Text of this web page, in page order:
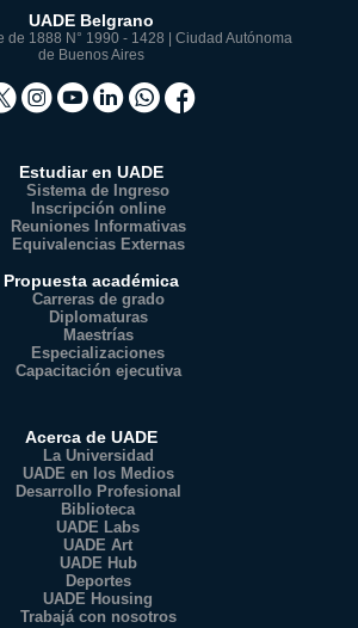
UADE Belgrano
de 1888 N° 1990 - 1428 | Ciudad Autónoma
de Buenos Aires
Estudiar en UADE
Sistema de Ingreso
Inscripción online
Reuniones Informativas
Equivalencias Externas
Propuesta académica
Carreras de grado
Diplomaturas
Maestrías
Especializaciones
Capacitación ejecutiva
Acerca de UADE
La Universidad
UADE en los Medios
Desarrollo Profesional
Biblioteca
UADE Labs
UADE Art
UADE Hub
Deportes
UADE Housing
Trabajá con nosotros